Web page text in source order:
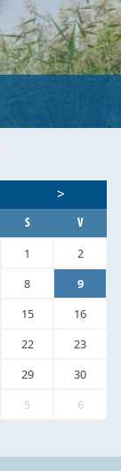
>
S V
1
2
8
9
15
16
22
23
29
30
5 6